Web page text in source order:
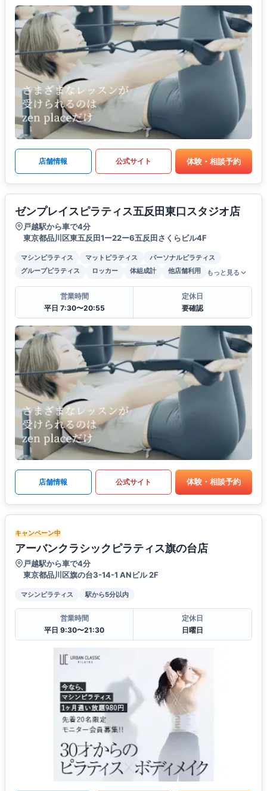
店舗情報 公式サイト 体験・相談予約
ゼンプレイスピラティス五反田東口スタジオ店
戸越駅から車で4分
東京都品川区東五反田1ー22ー6五反田さくらビル4F
マシンピラティス マットピラティス
パーソナルピラティス
グループピラティス
ロッカー 体組成計 他店舗利用 もっと見る
営業時間
平日 7:30〜20:55
定休日
要確認
店舗情報 公式サイト 体験・相談予約
キャンペーン中
アーバンクラシックピラティス旗の台店
戸越駅から車で4分
東京都品川区旗の台3-14-1 ANビル 2F
マシンピラティス 駅から5分以内
営業時間
平日 9:30〜21:30
定休日
日曜日